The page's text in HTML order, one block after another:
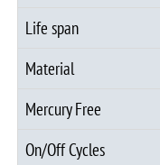
Life span
Material
Mercury Free
On/Off Cycles